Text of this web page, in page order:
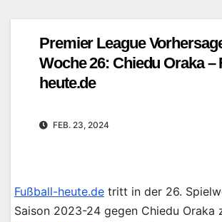
Premier League
Woche 26: Chiedu Oraka –
heute.de
FEB. 23, 2024
Fußball-heute.de tritt in der 26.
Saison 2023-24 gegen Chiedu Oraka